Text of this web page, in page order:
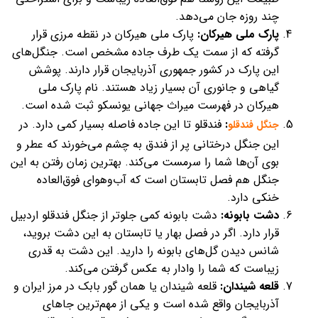
چند روزه جان می‌دهد.
پارک ملی هیرکان: پارک ملی هیرکان در نقطه مرزی قرار
گرفته که از سمت یک طرف جاده مشخص است. جنگل‌های
این پارک در کشور جمهوری آذربایجان قرار دارند. پوشش
گیاهی و جانوری آن بسیار زیاد هستند. نام پارک ملی
هیرکان در فهرست میراث جهانی یونسکو ثبت شده است.
جنگل فندقلو: فندقلو تا این جاده فاصله بسیار کمی دارد. در
این جنگل درختانی پر از فندق به چشم می‌خورند که عطر و
بوی آن‌ها شما را سرمست می‌کند. بهترین زمان رفتن به این
جنگل هم فصل تابستان است که آب‌وهوای فوق‌العاده
خنکی دارد.
دشت بابونه: دشت بابونه کمی جلوتر از جنگل فندقلو اردبیل
قرار دارد. اگر در فصل بهار یا تابستان به این دشت بروید،
شانس دیدن گل‌های بابونه را دارید. این دشت به قدری
زیباست که شما را وادار به عکس گرفتن می‌کند.
قلعه شیندان: قلعه شیندان یا همان گور بابک در مرز ایران و
آذربایجان واقع شده است و یکی از مهم‌ترین جاهای